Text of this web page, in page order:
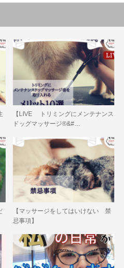
【LIVE トリミングにメンテナンス
ドッグマッサージ®&#…
【マッサージをしてはいけない 禁
忌事項】